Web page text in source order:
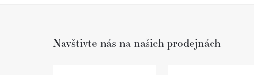
Navštivte nás na našich prodejnách